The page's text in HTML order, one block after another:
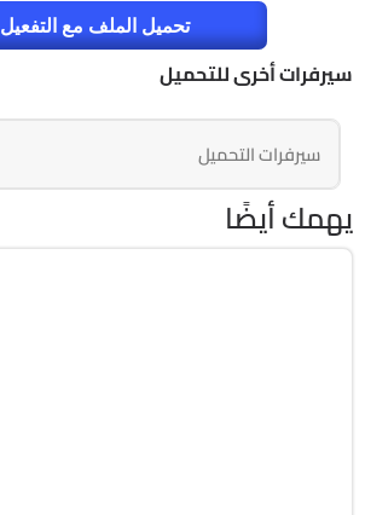
تحميل الملف مع التفعيل
سيرفرات أخرى للتحميل
سيرفرات التحميل
يهمك أيضًا